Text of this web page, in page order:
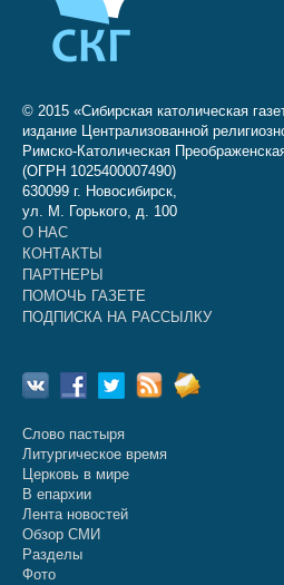
© 2015 «Сибирская католическая
издание Централизованной
Римско-Католическая
(ОГРН 1025400007490)
630099 г. Новосибирск,
ул. М. Горького, д. 100
О НАС
КОНТАКТЫ
ПАРТНЕРЫ
ПОМОЧЬ ГАЗЕТЕ
ПОДПИСКА НА РАССЫЛКУ
Слово пастыря
Литургическое время
Церковь в мире
В епархии
Лента новостей
Обзор СМИ
Разделы
Фото